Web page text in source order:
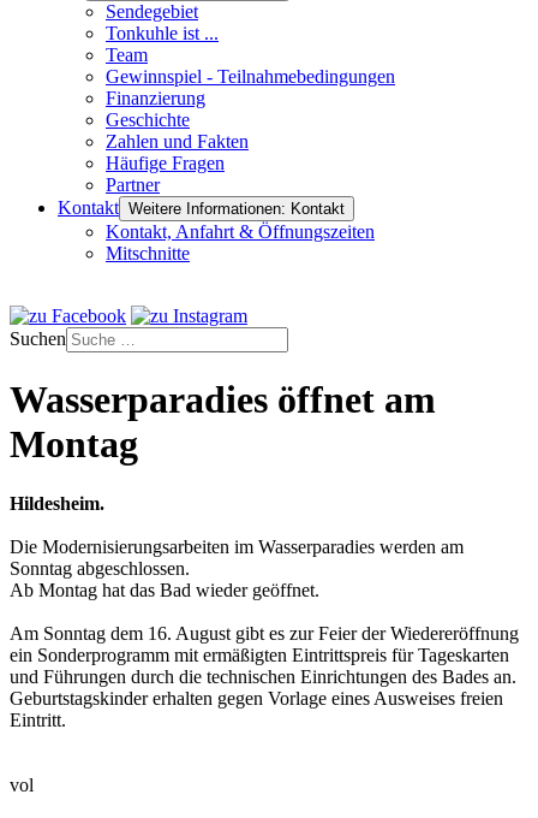
Sendegebiet
Tonkuhle ist ...
Team
Gewinnspiel - Teilnahmebedingungen
Finanzierung
Geschichte
Zahlen und Fakten
Häufige Fragen
Partner
Kontakt Weitere Informationen: Kontakt
Kontakt, Anfahrt & Öffnungszeiten
Mitschnitte
Suchen
Wasserparadies öffnet am
Montag
Hildesheim.
Die Modernisierungsarbeiten im Wasserparadies werden am
Sonntag abgeschlossen.
Ab Montag hat das Bad wieder geöffnet.
Am Sonntag dem 16. August gibt es zur Feier der Wiedereröffnung
ein Sonderprogramm mit ermäßigten Eintrittspreis für Tageskarten
und Führungen durch die technischen Einrichtungen des Bades an.
Geburtstagskinder erhalten gegen Vorlage eines Ausweises freien
Eintritt.
vol